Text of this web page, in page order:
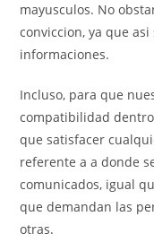
mayusculos. No
conviccion, ya que
informaciones.
Incluso, para que
compatibilidad
que satisfacer
referente a a donde
comunicados, igual
que demandan las
otras.